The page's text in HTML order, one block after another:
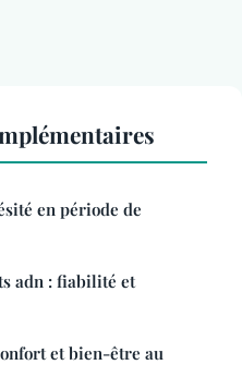
en période de
adn : fiabilité et
et bien-être au